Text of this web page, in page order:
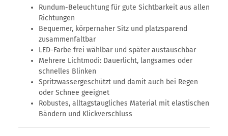
Rundum-Beleuchtung für gute Sichtbarkeit aus allen
Richtungen
Bequemer, körpernaher Sitz und platzsparend
zusammenfaltbar
LED-Farbe frei wählbar und später austauschbar
Mehrere Lichtmodi: Dauerlicht, langsames oder
schnelles Blinken
Spritzwassergeschützt und damit auch bei Regen
oder Schnee geeignet
Robustes, alltagstaugliches Material mit elastischen
Bändern und Klickverschluss